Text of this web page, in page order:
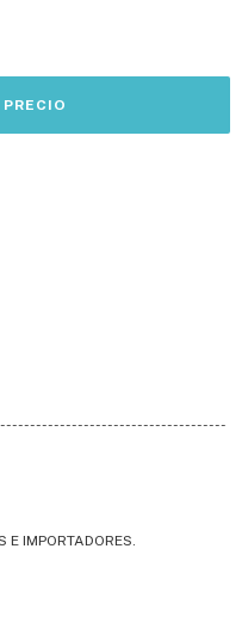
E IMPORTADORES.